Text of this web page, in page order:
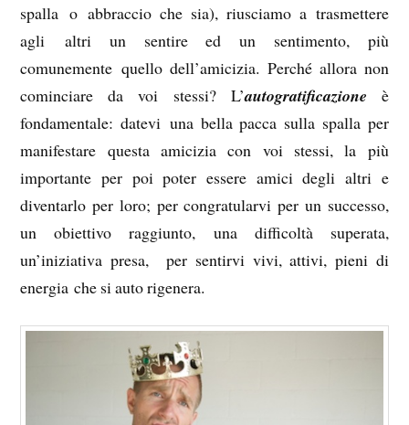
spalla o abbraccio che sia), riusciamo a trasmettere
agli altri un sentire ed un sentimento, più
comunemente quello dell’amicizia. Perché allora non
cominciare da voi stessi? L’autogratificazione è
fondamentale: datevi una bella pacca sulla spalla per
manifestare questa amicizia con voi stessi, la più
importante per poi poter essere amici degli altri e
diventarlo per loro; per congratularvi per un successo,
un obiettivo raggiunto, una difficoltà superata,
un’iniziativa presa, per sentirvi vivi, attivi, pieni di
energia che si auto rigenera.